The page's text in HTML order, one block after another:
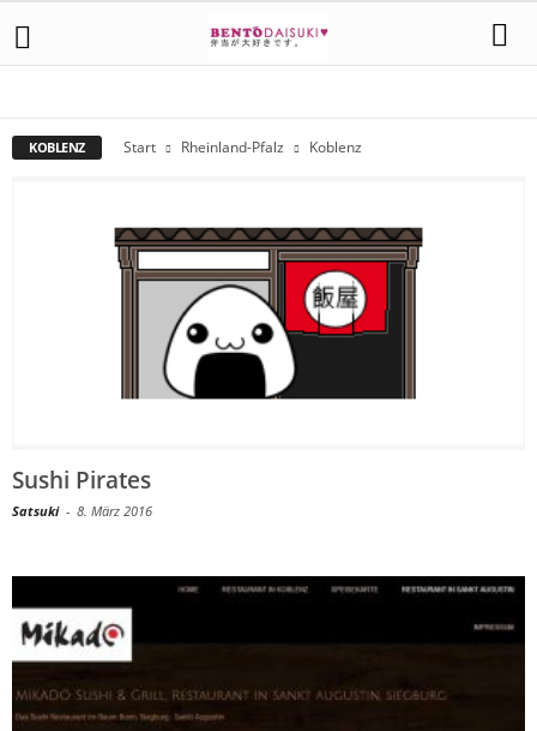
KOBLENZ Start Rheinland-Pfalz Koblenz
Sushi Pirates
Satsuki - 8. März 2016